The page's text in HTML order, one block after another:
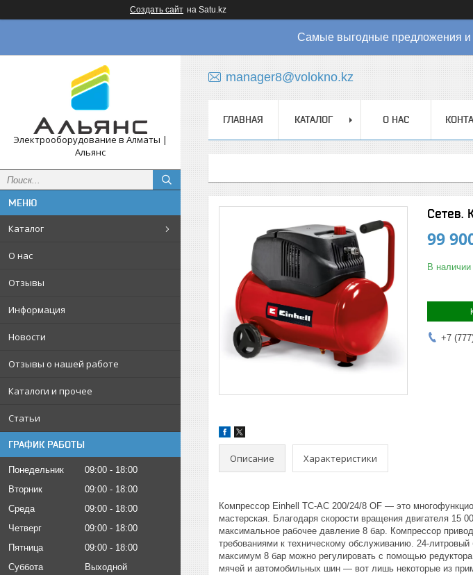
Создать сайт на Satu.kz
Самые выгодные предложения и
Электрооборудование в Алматы |
Альянс
Каталог
О нас
Отзывы
Информация
Новости
Отзывы о нашей работе
Каталоги и прочее
Статьи
ГРАФИК РАБОТЫ
Понедельник 09:00
18:00
Вторник
09:00
18:00
Среда
09:00
18:00
Четверг
09:00
18:00
Пятница
09:00
18:00
Суббота
Выходной
manager8@volokno.kz
ГЛАВНАЯ КАТАЛОГ О НАС
Сетев.
99
В наличии
+7
Описание Характеристики
Компрессор Einhell TC-AC 200/24/8 OF — это
мастерская. Благодаря скорости вращения двигателя 15
максимальное рабочее давление 8 бар. Компрессор
требованиями к техническому обслуживанию. 24-
максимум 8 бар можно регулировать с помощью
мячей и автомобильных шин — вот лишь некоторые из